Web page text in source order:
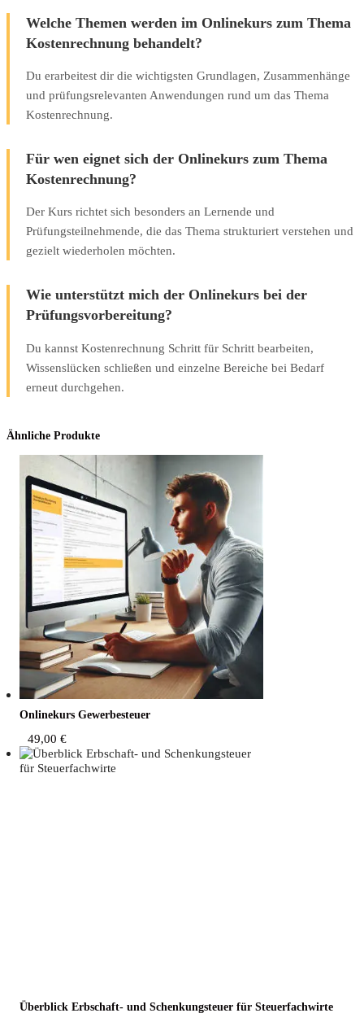
Welche Themen werden im Onlinekurs zum Thema
Kostenrechnung behandelt?
Du erarbeitest dir die wichtigsten Grundlagen, Zusammenhänge
und prüfungsrelevanten Anwendungen rund um das Thema
Kostenrechnung.
Für wen eignet sich der Onlinekurs zum Thema
Kostenrechnung?
Der Kurs richtet sich besonders an Lernende und
Prüfungsteilnehmende, die das Thema strukturiert verstehen und
gezielt wiederholen möchten.
Wie unterstützt mich der Onlinekurs bei der
Prüfungsvorbereitung?
Du kannst Kostenrechnung Schritt für Schritt bearbeiten,
Wissenslücken schließen und einzelne Bereiche bei Bedarf
erneut durchgehen.
Ähnliche Produkte
Online­kurs Gewerbesteuer
49,00 €
Über­blick Erb­schaft- und Schen­kung­steu­er für Steuerfachwirte